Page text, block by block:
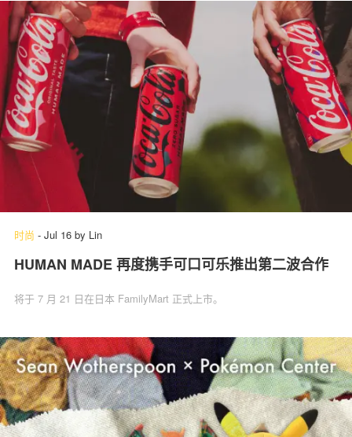
时尚 - Jul 16 by Lin
HUMAN MADE 再度携手可口可乐推出第二波合作
将于 7 月 21 日在日本 FamilyMart 正式上市。